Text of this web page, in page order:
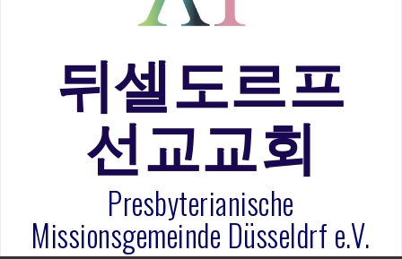
라합3 나라 봉헌송
은퇴사-우선화 권사
20260322 주안에 가만히 머물기(요한복음 15:1-17) 손
훈목사
뒤셀도르프
선교교회
Presbyterianische
Missionsgemeinde Düsseldrf e.V.